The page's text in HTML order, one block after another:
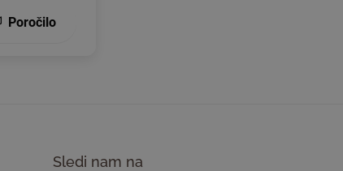
Poročilo
Sledi nam na